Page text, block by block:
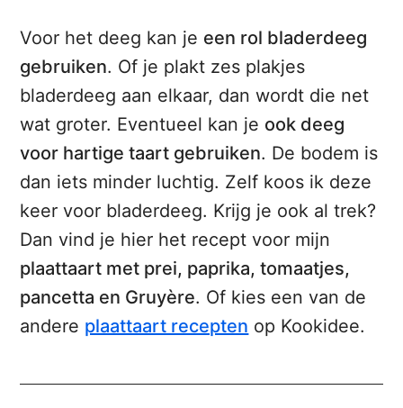
Voor het deeg kan je een rol bladerdeeg
gebruiken. Of je plakt zes plakjes
bladerdeeg aan elkaar, dan wordt die net
wat groter. Eventueel kan je ook deeg
voor hartige taart gebruiken. De bodem is
dan iets minder luchtig. Zelf koos ik deze
keer voor bladerdeeg. Krijg je ook al trek?
Dan vind je hier het recept voor mijn
plaattaart met prei, paprika, tomaatjes,
pancetta en Gruyère. Of kies een van de
andere plaattaart recepten op Kookidee.